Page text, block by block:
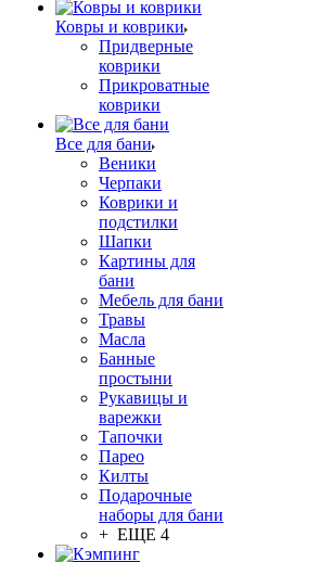
Ковры и коврики
Придверные
коврики
Прикроватные
коврики
Все для бани
Веники
Черпаки
Коврики и
подстилки
Шапки
Картины для
бани
Мебель для бани
Травы
Масла
Банные
простыни
Рукавицы и
варежки
Тапочки
Парео
Килты
Подарочные
наборы для бани
+ ЕЩЕ 4